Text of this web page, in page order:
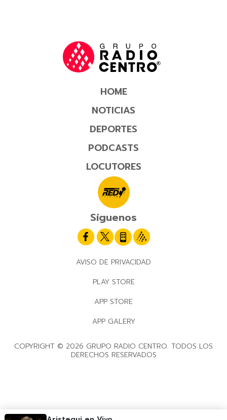
HOME
NOTICIAS
DEPORTES
PODCASTS
LOCUTORES
Síguenos
AVISO DE PRIVACIDAD
PLAY STORE
APP STORE
APP GALERY
COPYRIGHT © 2026 GRUPO RADIO CENTRO. TODOS LOS
DERECHOS RESERVADOS